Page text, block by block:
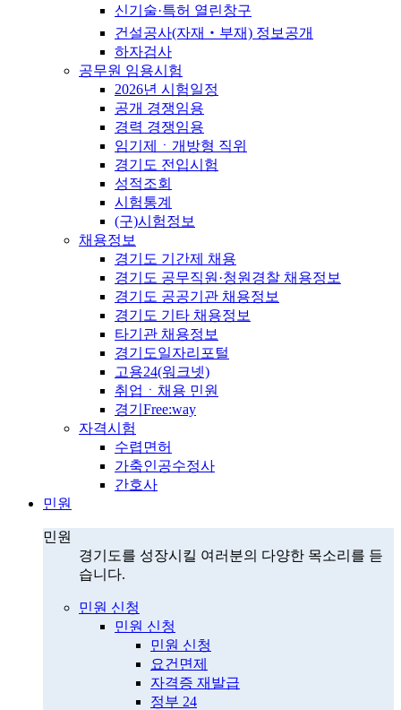
신기술·특허 열린창구
건설공사(자재‧부재) 정보공개
하자검사
공무원 임용시험
2026년 시험일정
공개 경쟁임용
경력 경쟁임용
임기제ㆍ개방형 직위
경기도 전입시험
성적조회
시험통계
(구)시험정보
채용정보
경기도 기간제 채용
경기도 공무직원·청원경찰 채용정보
경기도 공공기관 채용정보
경기도 기타 채용정보
타기관 채용정보
경기도일자리포털
고용24(워크넷)
취업ㆍ채용 민원
경기Free:way
자격시험
수렵면허
가축인공수정사
간호사
민원
민원
경기도를 성장시킬 여러분의 다양한 목소리를 듣
습니다.
민원 신청
민원 신청
민원 신청
요건면제
자격증 재발급
정부 24